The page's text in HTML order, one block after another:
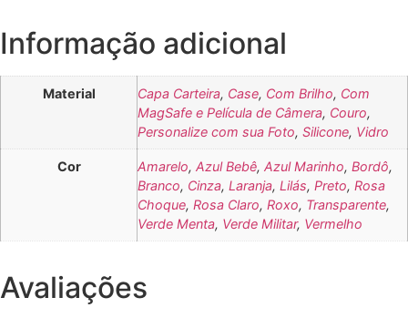
Informação adicional
Material Capa Carteira, Case, Com Brilho, Com
MagSafe e Película de Câmera, Couro,
Personalize com sua Foto, Silicone, Vidro
Cor Amarelo, Azul Bebê, Azul Marinho, Bordô,
Branco, Cinza, Laranja, Lilás, Preto, Rosa
Choque, Rosa Claro, Roxo, Transparente,
Verde Menta, Verde Militar, Vermelho
Avaliações